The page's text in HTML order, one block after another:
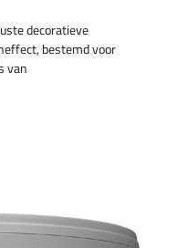
decoratieve
bestemd voor
van